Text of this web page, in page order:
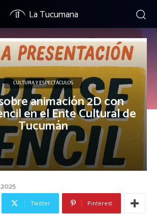
La Tucumana
CULTURA Y ESPECTÁCULOS
animación 2D con
en el Ente Cultural de
Tucumán
Twitter Pinterest